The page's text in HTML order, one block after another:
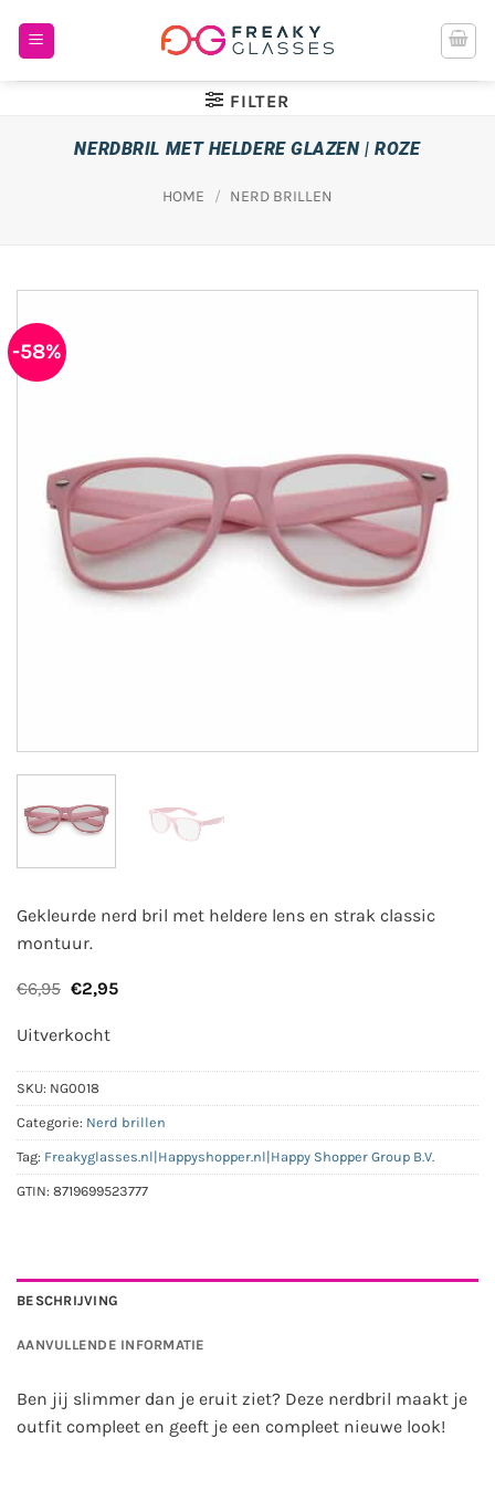
naar
FILTER
NERDBRIL MET HELDERE GLAZEN | ROZE
HOME / NERD BRILLEN
-58%
Gekleurde nerd bril met heldere lens en strak classic
montuur.
€6,95 Oorspronkelijke
€6,95.
€2,95Huidige
Uitverkocht
SKU: NG0018
Categorie: Nerd brillen
Tag: Freakyglasses.nl|Happyshopper.nl|Happy Shopper Group B.V.
GTIN: 8719699523777
BESCHRIJVING
AANVULLENDE INFORMATIE
Ben jij slimmer dan je eruit ziet? Deze nerdbril maakt je
outfit compleet en geeft je een compleet nieuwe look!